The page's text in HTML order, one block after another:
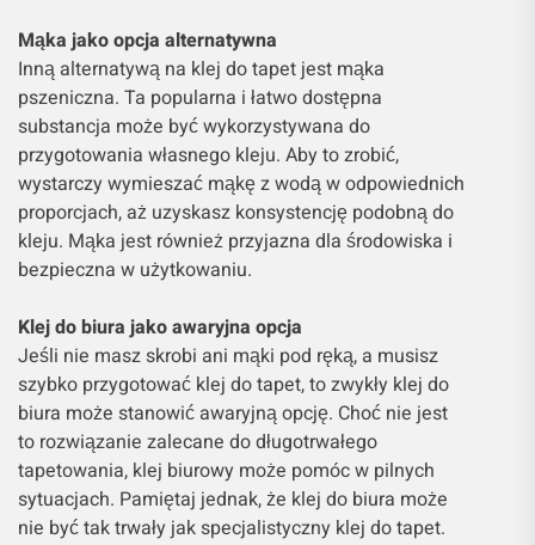
Mąka jako opcja alternatywna
Inną alternatywą na klej do tapet jest mąka
pszeniczna. Ta popularna i łatwo dostępna
substancja może być wykorzystywana do
przygotowania własnego kleju. Aby to zrobić,
wystarczy wymieszać mąkę z wodą w odpowiednich
proporcjach, aż uzyskasz konsystencję podobną do
kleju. Mąka jest również przyjazna dla środowiska i
bezpieczna w użytkowaniu.
Klej do biura jako awaryjna opcja
Jeśli nie masz skrobi ani mąki pod ręką, a musisz
szybko przygotować klej do tapet, to zwykły klej do
biura może stanowić awaryjną opcję. Choć nie jest
to rozwiązanie zalecane do długotrwałego
tapetowania, klej biurowy może pomóc w pilnych
sytuacjach. Pamiętaj jednak, że klej do biura może
nie być tak trwały jak specjalistyczny klej do tapet.